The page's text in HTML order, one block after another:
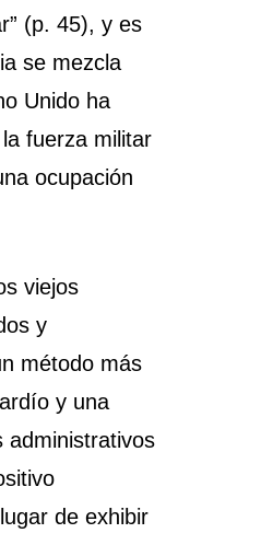
(p. 45), y es
se mezcla
Unido ha
fuerza militar
ocupación
viejos
y
método más
y una
administrativos
de exhibir